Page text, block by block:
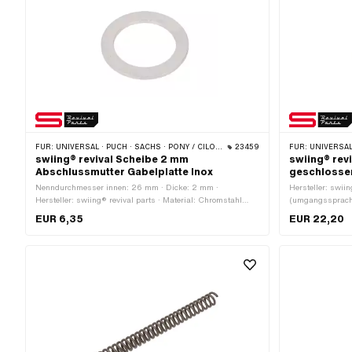
FÜR: UNIVERSAL · PUCH · SACHS · PONY / CILO (BETA 521 & 512) · PIAGGIO · ZÜNDAPP BELMONDO · TOMOS 23459
swiing® revival Scheibe 2 mm
Abschlussmutter Gabelplatte Inox
Nenndurchmesser innen: 26 mm · Dicke: 2 mm ·
Hersteller: swiing® revival parts · Material: Chromstahl
mm · Nenndurchmesser (Gewinde): 26 mm · Ø innen: 26.3
EUR 6,35
FÜR: UNIVERSAL · PUCH ·
swiing®
Hersteller:
·
EUR 22,20